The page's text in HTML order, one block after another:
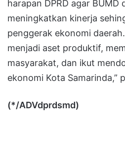
harapan DPRD agar BUMD
meningkatkan kinerja
penggerak ekonomi
menjadi aset produktif,
masyarakat, dan ikut
ekonomi Kota Samarinda,”
(*/ADVdprdsmd)